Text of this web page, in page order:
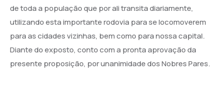
de toda a população que por ali transita diariamente,
utilizando esta importante rodovia para se locomoverem
para as cidades vizinhas, bem como para nossa capital.
Diante do exposto, conto com a pronta aprovação da
presente proposição, por unanimidade dos Nobres Pares.